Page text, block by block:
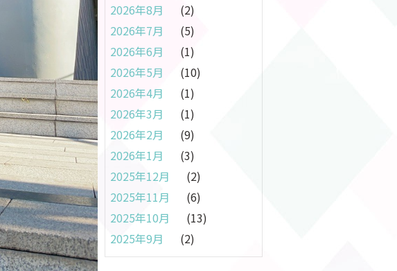
2026年8月
(2)
2026年7月
(5)
2026年6月
(1)
2026年5月
(10)
2026年4月
(1)
2026年3月
(1)
2026年2月
(9)
2026年1月
(3)
2025年12月
(2)
2025年11月
(6)
2025年10月
(13)
2025年9月
(2)